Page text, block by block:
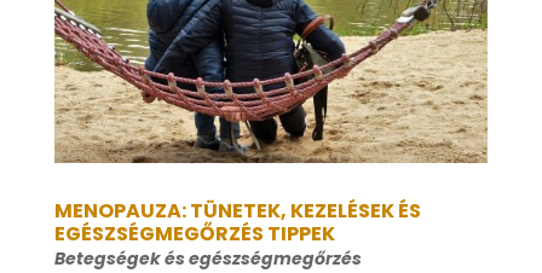
MENOPAUZA: TÜNETEK, KEZELÉSEK ÉS
EGÉSZSÉGMEGŐRZÉS TIPPEK
Betegségek és egészségmegőrzés